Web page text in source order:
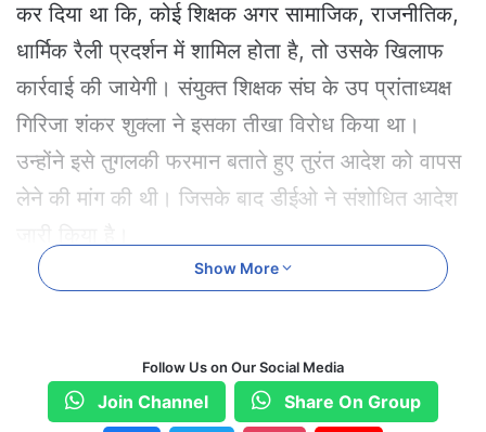
कर दिया था कि, कोई शिक्षक अगर सामाजिक, राजनीतिक,
धार्मिक रैली प्रदर्शन में शामिल होता है, तो उसके खिलाफ
कार्रवाई की जायेगी। संयुक्त शिक्षक संघ के उप प्रांताध्यक्ष
गिरिजा शंकर शुक्ला ने इसका तीखा विरोध किया था।
उन्होंने इसे तुगलकी फरमान बताते हुए तुरंत आदेश को वापस
लेने की मांग की थी। जिसके बाद डीईओ ने संशोधित आदेश
शिक्षकों ने इसे मौलिक अधिकार का हनन बताया, शिक्षकों का
से शिक्षकों को वंचित नहीं किया जा सकता, लिहाजा शिक्षक
संगटनों ने इसे लेकर तीखा विरोध जताया। अब डीईओ ने
Show More
Follow Us on Our Social Media
Join Channel Share On Group